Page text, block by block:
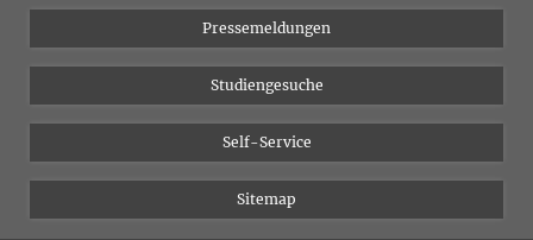
Pressemeldungen
Studiengesuche
Self-Service
Sitemap